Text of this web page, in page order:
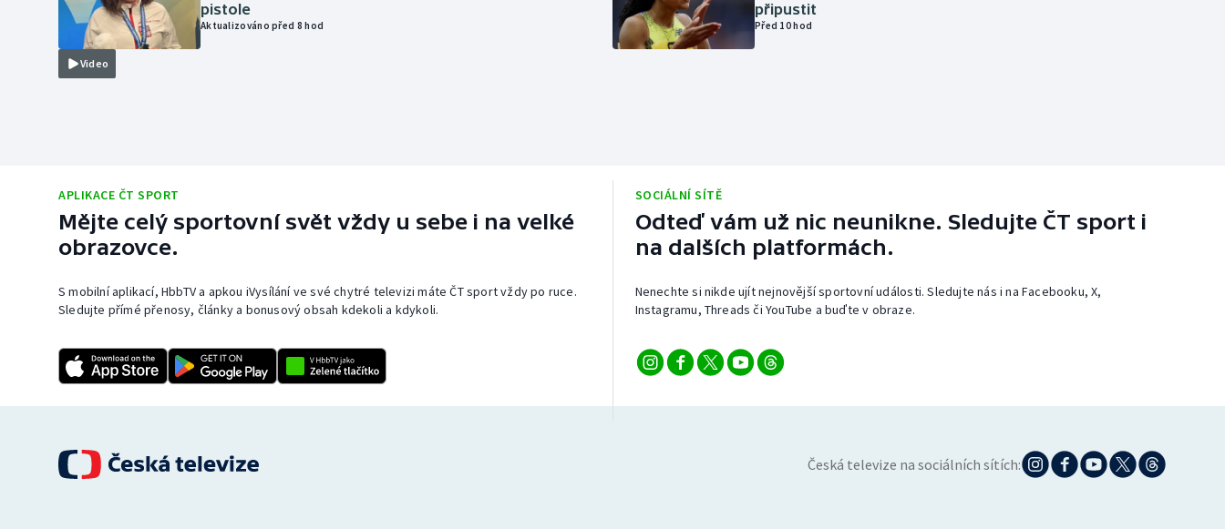
Video
pistole
Aktualizováno před 8 hod
připustit
Před 10 hod
APLIKACE ČT SPORT
Mějte celý sportovní svět vždy u sebe i na velké
obrazovce.
S mobilní aplikací, HbbTV a apkou iVysílání ve své chytré televizi máte ČT sport vždy po ruce.
Sledujte přímé přenosy, články a bonusový obsah kdekoli a kdykoli.
SOCIÁLNÍ SÍTĚ
Odteď vám už nic neunikne. Sledujte ČT sport i
na dalších platformách.
Nenechte si nikde ujít nejnovější sportovní události. Sledujte nás i na Facebooku, X,
Instagramu, Threads či YouTube a buďte v obraze.
Česká televize na sociálních sítích: